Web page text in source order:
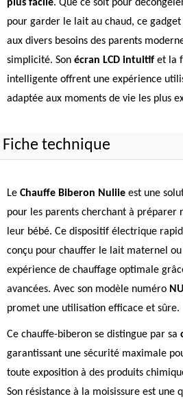
plus facile. Que ce soit pour
pour garder le lait au chaud, ce
aux divers besoins des parents
simplicité. Son écran LCD intuitif et la
intelligente offrent une expérience
adaptée aux moments de vie les plus
Fiche technique
Le Chauffe Biberon Nuliie est une
pour les parents cherchant à préparer
leur bébé. Ce dispositif électrique
conçu pour chauffer le lait maternel
expérience de chauffage optimale
avancées. Avec son modèle numéro
promet une utilisation efficace et sûre.
Ce chauffe-biberon se distingue par sa
garantissant une sécurité maximale
toute exposition à des produits
Son résistance à la moisissure est une